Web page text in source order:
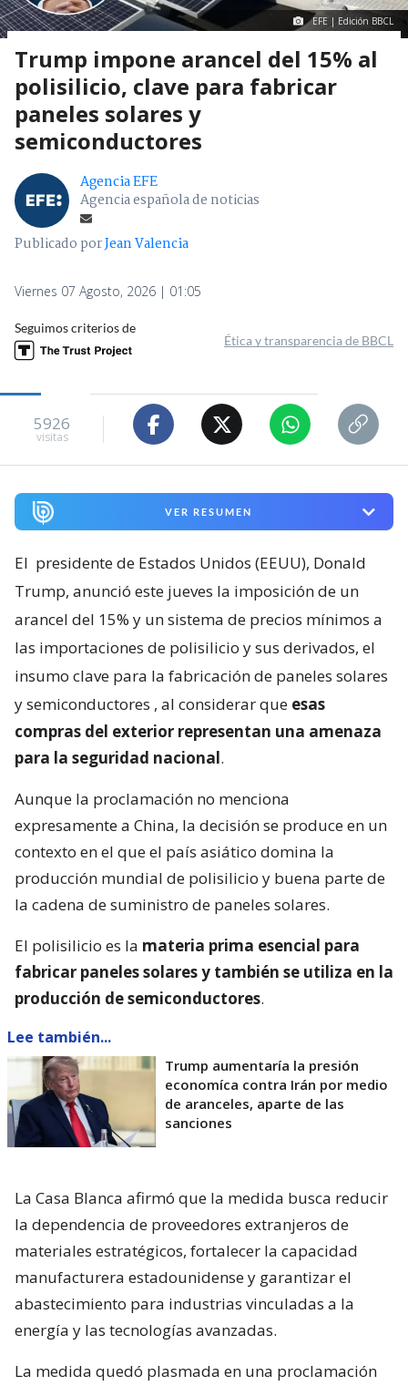
EFE | Edición BBCL
Trump impone arancel del 15% al
polisilicio, clave para fabricar
paneles solares y
semiconductores
Agencia EFE
Agencia española de noticias
Publicado porJean Valencia
Viernes 07 Agosto, 2026 | 01:05
Seguimos criterios de
Ética y transparencia de BBCL
5926
visitas
VER RESUMEN
El presidente de Estados Unidos (EEUU), Donald
Trump, anunció este jueves la imposición de un
arancel del 15% y un sistema de precios mínimos a
las importaciones de polisilicio y sus derivados, el
insumo clave para la fabricación de paneles solares
y semiconductores , al considerar que esas
compras del exterior representan una amenaza
para la seguridad nacional.
Aunque la proclamación no menciona
expresamente a China, la decisión se produce en un
contexto en el que el país asiático domina la
producción mundial de polisilicio y buena parte de
la cadena de suministro de paneles solares.
El polisilicio es la materia prima esencial para
fabricar paneles solares y también se utiliza en la
producción de semiconductores.
Lee también...
Trump aumentaría la presión
economíca contra Irán por medio
de aranceles, aparte de las
sanciones
La Casa Blanca afirmó que la medida busca reducir
la dependencia de proveedores extranjeros de
materiales estratégicos, fortalecer la capacidad
manufacturera estadounidense y garantizar el
abastecimiento para industrias vinculadas a la
energía y las tecnologías avanzadas.
La medida quedó plasmada en una proclamación